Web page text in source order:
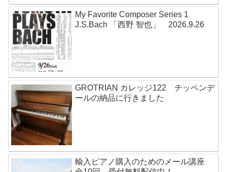
My Favorite Composer Series 1
J.S.Bach 「西野 智也」 2026.9.26
GROTRIAN カレッジ122 チッペンデ
ールの納品に行きました
輸入ピアノ購入のためのメール講座